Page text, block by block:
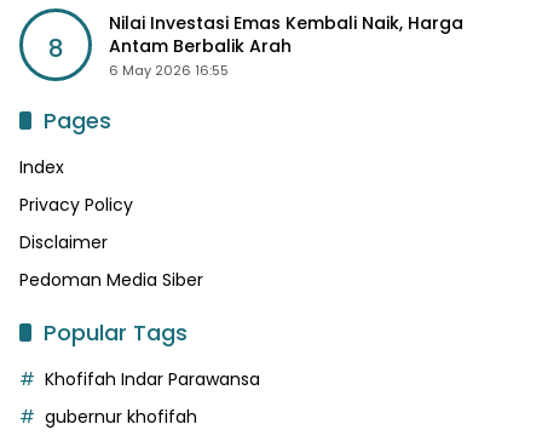
8
Nilai Investasi Emas Kembali Naik, Harga
Antam Berbalik Arah
6 May 2026 16:55
Pages
Index
Privacy Policy
Disclaimer
Pedoman Media Siber
Popular Tags
Khofifah Indar Parawansa
gubernur khofifah